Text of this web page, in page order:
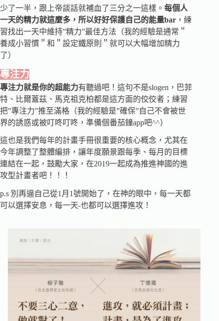
少了一半，跟上帝談話就補血了三分之一這樣。 每個人
一天的精力就這麼多，所以好好保護自己的能量bar ，練
習找出一天中維持”精力”最佳方法（我的經驗是通常＂
養成小習慣＂和＂設定鐵原則＂就可以大幅增加精力
了）
專注力
專注力就是你的超能力有聽過吧！這句不是slogen，巴菲
特、比爾蓋茲、馬克祖克柏都是這方面的佼佼者；練習
把”專注力”推至滿格（我的經驗是”確保”自己不會被世
界的誘惑或被叮咚叮咚，準備個番茄鐘app吧^^）
這也是我們每年的計畫手冊很重要的核心概念，尤其在
今年調整了整體編排，讓年度願景跟每季、每月的目標
連結在一起，鼓勵大家，在2019一起成為推進神國的進
攻型計畫者吧！！！
p.s 別再逼自己從1月1號開始了，在神的眼中，每一天都
可以選擇安息，每一天-也都可以選擇進攻！